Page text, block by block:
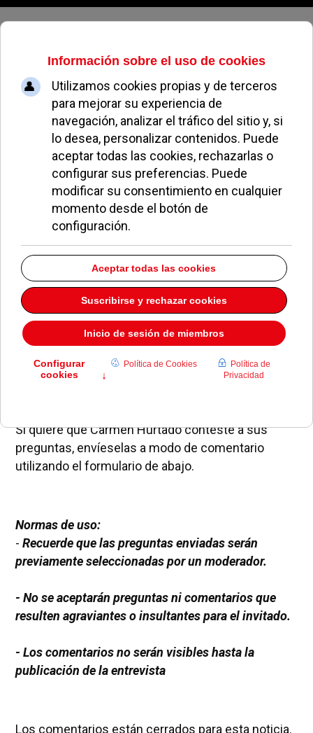
Domingo, 09 de agosto de 2026
Envíe sus preguntas a Carmen
Hurtado
REDACCIÓN NOTICIAS DE POZUELO 29 MAYO 2010
Carmen Hurtado
, concejal de Participación y
Si quiere que Carmen Hurtado conteste a sus
preguntas, envíeselas a modo de comentario
utilizando el formulario de abajo.
Normas de uso:
- Recuerde que las preguntas enviadas serán
previamente seleccionadas por un moderador.
- No se aceptarán preguntas ni comentarios que
resulten agraviantes o insultantes para el invitado.
- Los comentarios no serán visibles hasta la
publicación de la entrevista
Los comentarios están cerrados para esta noticia.